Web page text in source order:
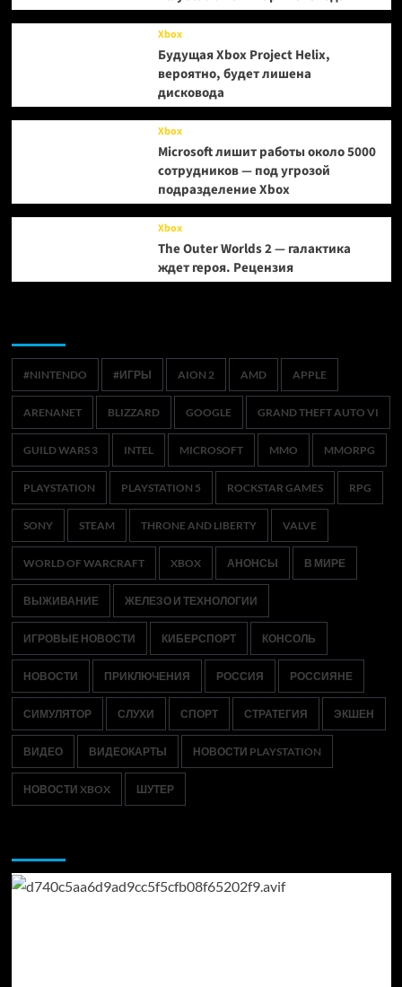
Xbox
Будущая Xbox Project Helix,
вероятно, будет лишена
дисковода
Xbox
Microsoft лишит работы около 5000
сотрудников — под угрозой
подразделение Xbox
Xbox
The Outer Worlds 2 — галактика
ждет героя. Рецензия
#NINTENDO #ИГРЫ AION 2 AMD APPLE
ARENANET BLIZZARD GOOGLE GRAND THEFT AUTO VI
GUILD WARS 3 INTEL MICROSOFT MMO MMORPG
PLAYSTATION PLAYSTATION 5 ROCKSTAR GAMES RPG
SONY STEAM THRONE AND LIBERTY VALVE
WORLD OF WARCRAFT XBOX АНОНСЫ В МИРЕ
ВЫЖИВАНИЕ ЖЕЛЕЗО И ТЕХНОЛОГИИ
ИГРОВЫЕ НОВОСТИ КИБЕРСПОРТ КОНСОЛЬ
НОВОСТИ ПРИКЛЮЧЕНИЯ РОССИЯ РОССИЯНЕ
СИМУЛЯТОР СЛУХИ СПОРТ СТРАТЕГИЯ ЭКШЕН
ВИДЕО ВИДЕОКАРТЫ НОВОСТИ PLAYSTATION
НОВОСТИ XBOX ШУТЕР